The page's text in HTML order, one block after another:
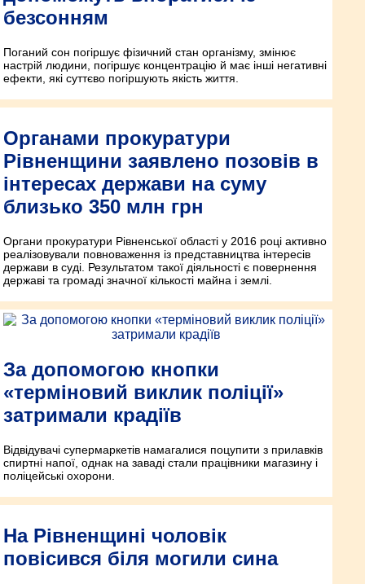
безсонням
Поганий сон погіршує фізичний стан організму, змінює
настрій людини, погіршує концентрацію й має інші негативні
ефекти, які суттєво погіршують якість життя.
Органами прокуратури
Рівненщини заявлено позовів в
інтересах держави на суму
близько 350 млн грн
Органи прокуратури Рівненської області у 2016 році активно
реалізовували повноваження із представництва інтересів
держави в суді. Результатом такої діяльності є повернення
державі та громаді значної кількості майна і землі.
За допомогою кнопки
«терміновий виклик поліції»
затримали крадіїв
Відвідувачі супермаркетів намагалися поцупити з прилавків
спиртні напої, однак на заваді стали працівники магазину і
поліцейські охорони.
На Рівненщині чоловік
повісився біля могили сина